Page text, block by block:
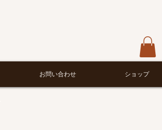
お問い合わせ ショップ